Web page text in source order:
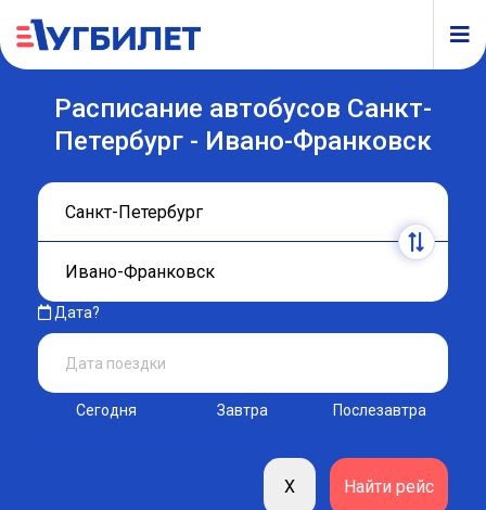
Расписание автобусов Санкт-
Петербург - Ивано-Франковск
Дата?
Сегодня Завтра Послезавтра